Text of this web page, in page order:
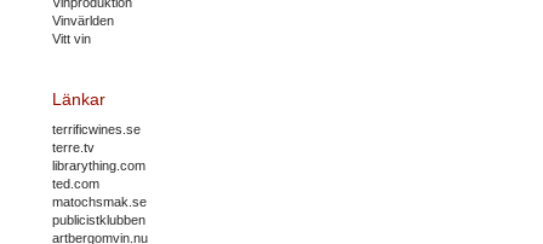
Vinvärlden
Vitt vin
Länkar
terrificwines.se
terre.tv
librarything.com
ted.com
matochsmak.se
publicistklubben
artbergomvin.nu